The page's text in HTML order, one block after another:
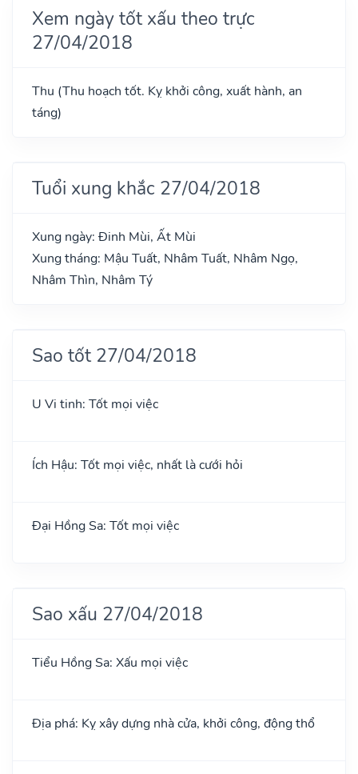
Xem ngày tốt xấu theo trực
27/04/2018
Thu (Thu hoạch tốt. Kỵ khởi công, xuất hành, an
táng)
Tuổi xung khắc 27/04/2018
Xung ngày: Đinh Mùi, Ất Mùi
Xung tháng: Mậu Tuất, Nhâm Tuất, Nhâm Ngọ,
Nhâm Thìn, Nhâm Tý
Sao tốt 27/04/2018
U Vi tinh: Tốt mọi việc
Ích Hậu: Tốt mọi việc, nhất là cưới hỏi
Đại Hồng Sa: Tốt mọi việc
Sao xấu 27/04/2018
Tiểu Hồng Sa: Xấu mọi việc
Địa phá: Kỵ xây dựng nhà cửa, khởi công, động thổ